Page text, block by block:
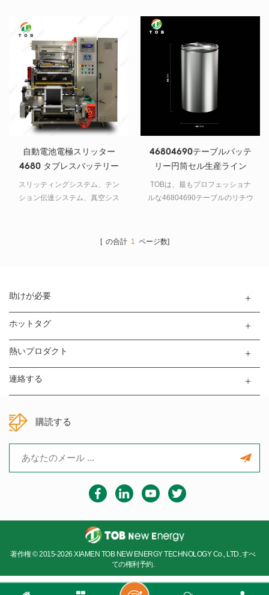
ンガンコバルトに適している。
自動電池電極スリッター
4680 タブレスバッテリー
スリッティングシステム、テン
ション伝達システム、真空シス
46804690テーブルバッテ
リー円筒セル生産ライン
TOBは、最もプロフェッショナ
ルな46804690テーブルのリチウ
[ の合計 1 ページ数]
助けが必要
ホットタグ
熱いプロダクト
連絡する
購読する
著作権 © 2015-2026 XIAMEN TOB NEW ENERGY TECHNOLOGY Co., LTD..すべ
ての権利予約.